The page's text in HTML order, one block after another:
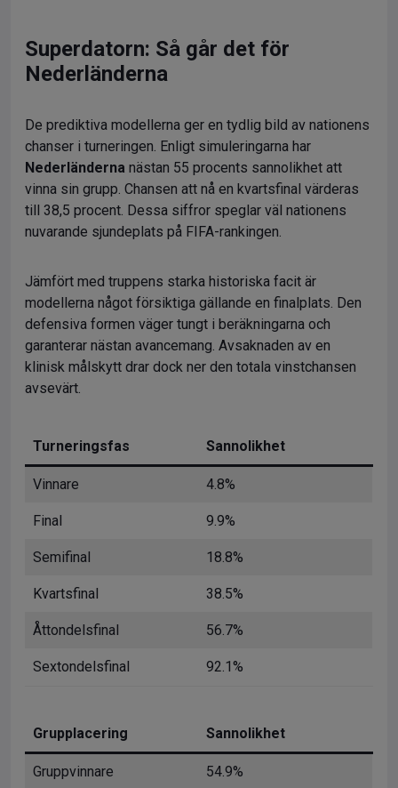
Superdatorn: Så går det för
Nederländerna
De prediktiva modellerna ger en tydlig bild av nationens
chanser i turneringen. Enligt simuleringarna har
Nederländerna nästan 55 procents sannolikhet att
vinna sin grupp. Chansen att nå en kvartsfinal värderas
till 38,5 procent. Dessa siffror speglar väl nationens
nuvarande sjundeplats på FIFA-rankingen.
Jämfört med truppens starka historiska facit är
modellerna något försiktiga gällande en finalplats. Den
defensiva formen väger tungt i beräkningarna och
garanterar nästan avancemang. Avsaknaden av en
klinisk målskytt drar dock ner den totala vinstchansen
avsevärt.
Turneringsfas Sannolikhet
Vinnare 4.8%
Final 9.9%
Semifinal 18.8%
Kvartsfinal 38.5%
Åttondelsfinal 56.7%
Sextondelsfinal 92.1%
Grupplacering Sannolikhet
Gruppvinnare 54.9%